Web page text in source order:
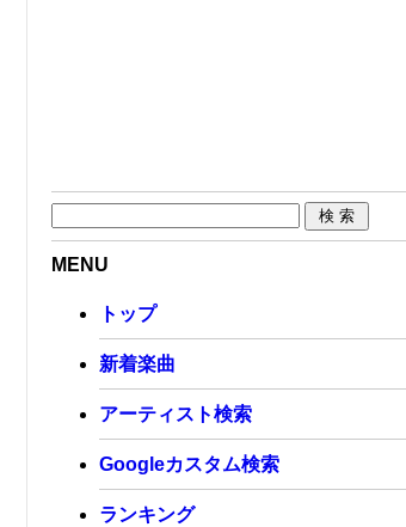
MENU
トップ
新着楽曲
アーティスト検索
Googleカスタム検索
ランキング